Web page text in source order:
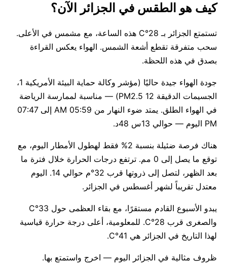
كيف هو الطقس في الجزائر الآن؟
تستمتع الجزائر بـ 28°C هذه الساعة، مع مشمس في الأعلى.
سحب متفرقة تقطع أشعة الشمس. الهواء يعكس القراءة
بصدق في هذه اللحظة.
جودة الهواء جيدة حاليًا (مؤشر وكالة حماية البيئة الأمريكية 1،
الجسيمات الدقيقة PM2.5 12) — مناسبة لممارسة الرياضة
في الهواء الطلق. يمتد ضوء النهار من 05:59 AM إلى 07:47
PM اليوم — حوالي 13س 48د.
هناك فرصة ضئيلة بنسبة 2% فقط لهطول الأمطار اليوم، مع
توقع ما يصل إلى 0 مم. ترتفع درجات الحرارة خلال فترة ما
بعد الظهر، لتصل إلى ذروتها قرب 32°م حوالي 14. اليوم
معتدل تقريباً لشهر أغسطس في الجزائر.
يبدو الأسبوع القادم مستقرًا، مع بقاء العظمى حول 33°C
والصغرى قرب 28°C. للمعلومية، أعلى درجة حرارة قياسية
لهذا التاريخ في الجزائر هي 41°C.
ظروف مثالية في الجزائر اليوم — اخرج واستمتع بها.